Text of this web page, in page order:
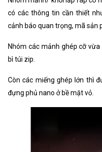
có các thông tin cần thiết
cảnh báo quan trọng, mã sản
Nhóm các mảnh ghép cỡ
bì túi zip.
Còn các miếng ghép lớn thì
đựng phủ nano ở bề mặt vỏ.